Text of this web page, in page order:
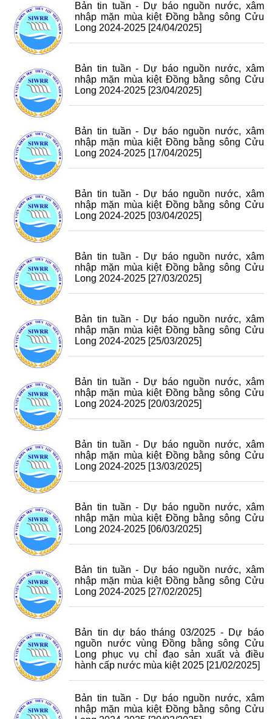
Bản tin tuần - Dự báo nguồn nước, xâm
nhập mặn mùa kiệt Đồng bằng sông Cửu
Long 2024-2025 [24/04/2025]
Bản tin tuần - Dự báo nguồn nước, xâm
nhập mặn mùa kiệt Đồng bằng sông Cửu
Long 2024-2025 [23/04/2025]
Bản tin tuần - Dự báo nguồn nước, xâm
nhập mặn mùa kiệt Đồng bằng sông Cửu
Long 2024-2025 [17/04/2025]
Bản tin tuần - Dự báo nguồn nước, xâm
nhập mặn mùa kiệt Đồng bằng sông Cửu
Long 2024-2025 [03/04/2025]
Bản tin tuần - Dự báo nguồn nước, xâm
nhập mặn mùa kiệt Đồng bằng sông Cửu
Long 2024-2025 [27/03/2025]
Bản tin tuần - Dự báo nguồn nước, xâm
nhập mặn mùa kiệt Đồng bằng sông Cửu
Long 2024-2025 [25/03/2025]
Bản tin tuần - Dự báo nguồn nước, xâm
nhập mặn mùa kiệt Đồng bằng sông Cửu
Long 2024-2025 [20/03/2025]
Bản tin tuần - Dự báo nguồn nước, xâm
nhập mặn mùa kiệt Đồng bằng sông Cửu
Long 2024-2025 [13/03/2025]
Bản tin tuần - Dự báo nguồn nước, xâm
nhập mặn mùa kiệt Đồng bằng sông Cửu
Long 2024-2025 [06/03/2025]
Bản tin tuần - Dự báo nguồn nước, xâm
nhập mặn mùa kiệt Đồng bằng sông Cửu
Long 2024-2025 [27/02/2025]
Bản tin dự báo tháng 03/2025 - Dự báo
nguồn nước vùng Đồng bằng sông Cửu
Long phục vụ chỉ đạo sản xuất và điều
hành cấp nước mùa kiệt 2025 [21/02/2025]
Bản tin tuần - Dự báo nguồn nước, xâm
nhập mặn mùa kiệt Đồng bằng sông Cửu